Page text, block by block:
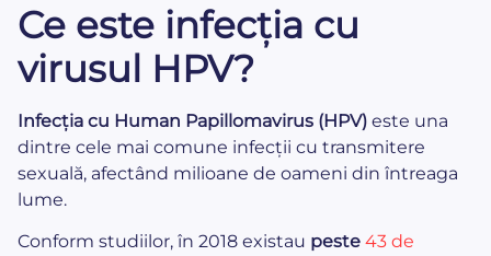
Ce este infecția cu
virusul HPV?
Infecția cu Human Papillomavirus (HPV) este una
dintre cele mai comune infecții cu transmitere
sexuală, afectând milioane de oameni din întreaga
lume.
Conform studiilor, în 2018 existau peste 43 de